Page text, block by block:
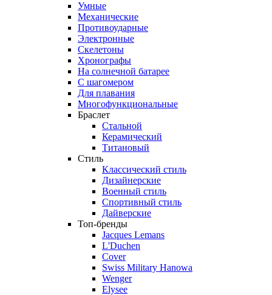
Умные
Механические
Противоударные
Электронные
Скелетоны
Хронографы
На солнечной батарее
С шагомером
Для плавания
Многофункциональные
Браслет
Стальной
Керамический
Титановый
Стиль
Классический стиль
Дизайнерские
Военный стиль
Спортивный стиль
Дайверские
Топ-бренды
Jacques Lemans
L'Duchen
Cover
Swiss Military Hanowa
Wenger
Elysee